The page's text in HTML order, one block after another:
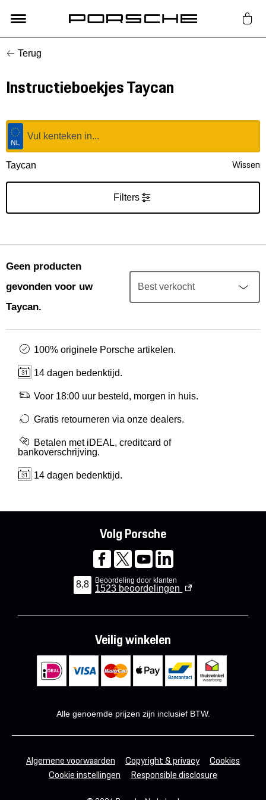
Lifestyle
Auto Accessoires
Classic
Nieuw
Mijn account
Klantenservice
Porsche informatie
Terug
Instructieboekjes Taycan
Taycan Wissen
Filters
Geen producten
gevonden voor uw
Taycan.
100% originele Porsche artikelen.
14 dagen bedenktijd.
Voor 18:00 uur besteld, morgen in huis.
Gratis retourneren via onze dealers.
Betalen met iDEAL, creditcard of
bankoverschrijving.
14 dagen bedenktijd.
Volg Porsche
8,8 Beoordeling door klanten
1523 beoordelingen
Veilig winkelen
Alle genoemde prijzen zijn inclusief BTW.
Algemene voorwaarden Copyright & privacy
Cookies
Cookie instellingen
Responsible disclosure